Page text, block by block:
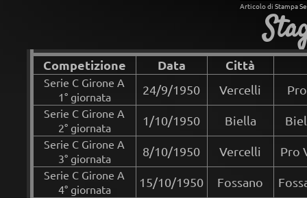
Articolo di Stampa
Competizione Data Città
Serie C Girone A
1° giornata
24/9/1950 Vercelli
Serie C Girone A
2° giornata
1/10/1950 Biella
Serie C Girone A
3° giornata
8/10/1950 Vercelli Pro
Serie C Girone A
4° giornata
15/10/1950 Fossano